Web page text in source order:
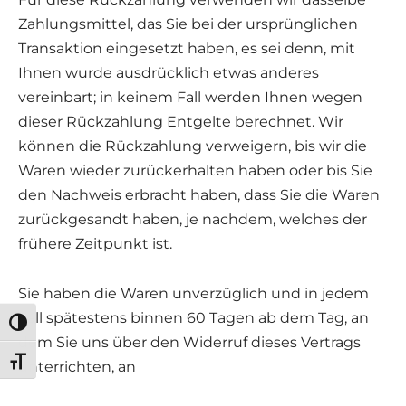
Umschalten auf hohe Kontraste
Schrift vergrößern
Zahlungsmittel, das Sie bei der ursprünglichen
Transaktion eingesetzt haben, es sei denn, mit
Ihnen wurde ausdrücklich etwas anderes
vereinbart; in keinem Fall werden Ihnen wegen
dieser Rückzahlung Entgelte berechnet. Wir
können die Rückzahlung verweigern, bis wir die
Waren wieder zurückerhalten haben oder bis Sie
den Nachweis erbracht haben, dass Sie die Waren
zurückgesandt haben, je nachdem, welches der
frühere Zeitpunkt ist.
Sie haben die Waren unverzüglich und in jedem
Fall spätestens binnen 60 Tagen ab dem Tag, an
dem Sie uns über den Widerruf dieses Vertrags
unterrichten, an